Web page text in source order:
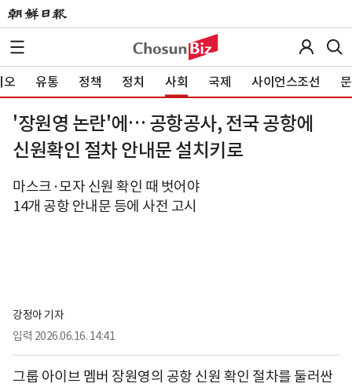
오 유통 정책 정치 사회 국제 사이언스조선
'장원영 논란'에… 공항공사, 전국 공항에
신원확인 절차 안내문 설치키로
마스크·모자 신원 확인 때 벗어야
14개 공항 안내문 등에 사전 고시
강정아 기자
입력 2026.06.16. 14:41
그룹 아이브 멤버 장원영의 공항 신원 확인 절차를 둘러싼